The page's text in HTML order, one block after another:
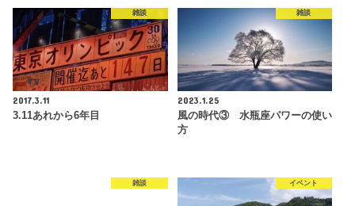
雑談
2017.3.11
3.11あれから6年目
雑談
2023.1.25
風の時代③ 水瓶座パワーの使い
方
雑談 イベント